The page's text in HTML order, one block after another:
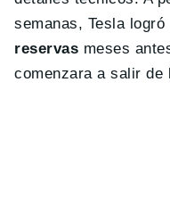
semanas, Tesla
reservas meses
comenzara a salir de